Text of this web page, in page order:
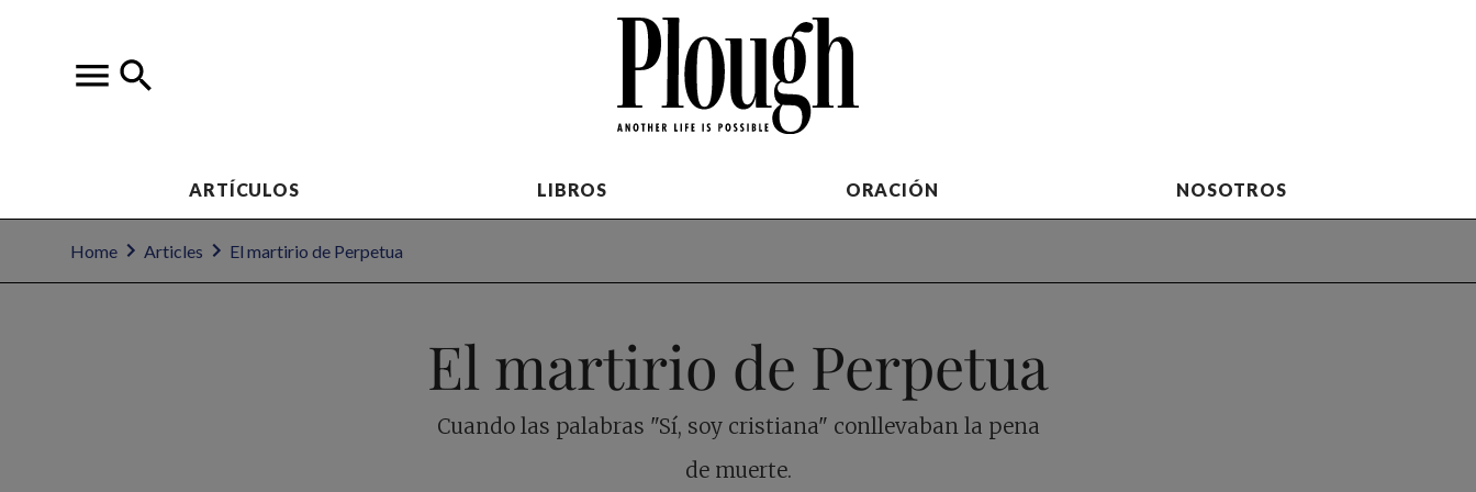
ARTÍCULOS LIBROS ORACIÓN NOSOTROS
Home Articles El martirio de Perpetua
El martirio de Perpetua
Cuando las palabras "Sí, soy cristiana" conllevaban la pena
de muerte.